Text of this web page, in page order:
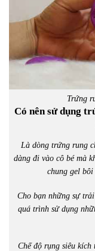
Trứng
Có nên sử dụng
Là dòng trứng rung
dàng đi vào cô bé mà
chung gel
Cho bạn những sự
quá trình sử dụng
Chế độ rụng siêu kích